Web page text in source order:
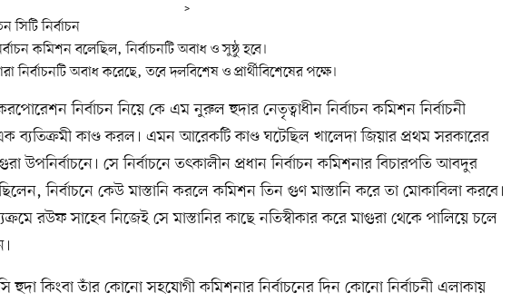
>
সিটি নির্বাচন
কমিশন বলেছিল, নির্বাচনটি অবাধ ও সুষ্ঠু হবে।
নির্বাচনটি অবাধ করেছে, তবে দলবিশেষ ও প্রার্থীবিশেষের পক্ষে।
নির্বাচন নিয়ে কে এম নুরুল হুদার নেতৃত্বাধীন নির্বাচন কমিশন নির্বাচনী
ব্যতিক্রমী কাণ্ড করল। এমন আরেকটি কাণ্ড ঘটেছিল খালেদা জিয়ার প্রথম সরকারের
উপনির্বাচনে। সে নির্বাচনে তৎকালীন প্রধান নির্বাচন কমিশনার বিচারপতি আবদুর
নির্বাচনে কেউ মাস্তানি করলে কমিশন তিন গুণ মাস্তানি করে তা মোকাবিলা করবে।
রউফ সাহেব নিজেই সে মাস্তানির কাছে নতিস্বীকার করে মাগুরা থেকে পালিয়ে চলে
হুদা কিংবা তাঁর কোনো সহযোগী কমিশনার নির্বাচনের দিন কোনো নির্বাচনী এলাকায়